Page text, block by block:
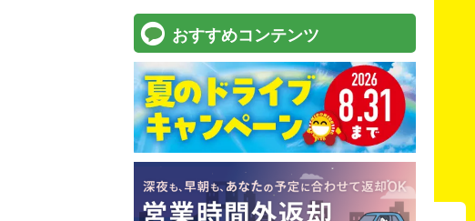
おすすめコンテンツ